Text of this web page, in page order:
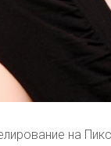
на